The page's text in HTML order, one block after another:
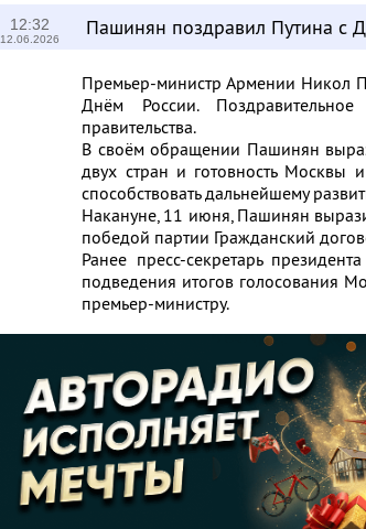
12:32
12.06.2026 Пашинян поздравил Путина с
Премьер-министр Армении Никол
Днём России.
правительства.
В своём обращении Пашинян
двух стран и готовность Москвы
способствовать дальнейшему
Накануне, 11 июня, Пашинян
победой партии Гражданский
Ранее пресс-секретарь
подведения итогов голосования
премьер-министру.